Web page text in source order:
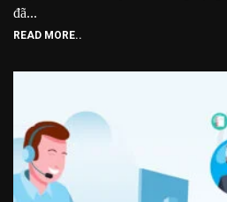
đã...
READ MORE..